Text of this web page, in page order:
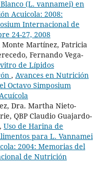
(L. vannamei) en
Acuicola: 2008:
Internacional de
24-27, 2008
Martínez, Patricia
Fernando Vega-
de Lípidos
, Avances en Nutrición
Octavo Simposium
Dra. Martha Nieto-
QBP Claudio Guajardo-
Uso de Harina de
para L. Vannamei
2004: Memorias del
de Nutrición